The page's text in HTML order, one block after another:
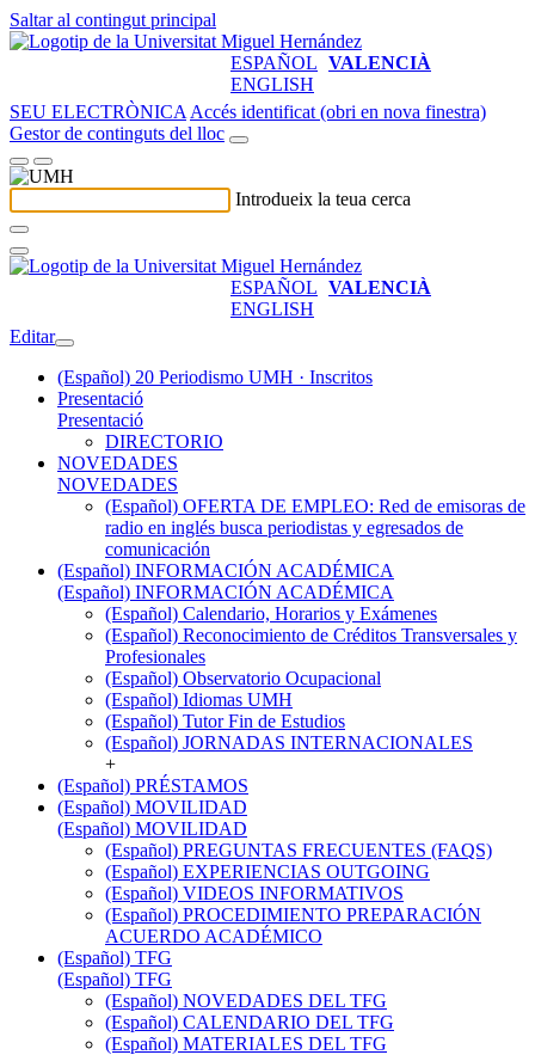
Saltar al contingut principal
ESPAÑOL VALENCIÀ
ENGLISH
SEU ELECTRÒNICA Accés identificat (obri en nova finestra)
Gestor de continguts del lloc
Introdueix la teua cerca
ESPAÑOL VALENCIÀ
ENGLISH
Editar
(Español) 20 Periodismo UMH · Inscritos
Presentació
Presentació
DIRECTORIO
NOVEDADES
NOVEDADES
(Español) OFERTA DE EMPLEO: Red de emisoras de
radio en inglés busca periodistas y egresados de
comunicación
(Español) INFORMACIÓN ACADÉMICA
(Español) INFORMACIÓN ACADÉMICA
(Español) Calendario, Horarios y Exámenes
(Español) Reconocimiento de Créditos Transversales y
Profesionales
(Español) Observatorio Ocupacional
(Español) Idiomas UMH
(Español) Tutor Fin de Estudios
(Español) JORNADAS INTERNACIONALES
+
(Español) PRÉSTAMOS
(Español) MOVILIDAD
(Español) MOVILIDAD
(Español) PREGUNTAS FRECUENTES (FAQS)
(Español) EXPERIENCIAS OUTGOING
(Español) VIDEOS INFORMATIVOS
(Español) PROCEDIMIENTO PREPARACIÓN
ACUERDO ACADÉMICO
(Español) TFG
(Español) TFG
(Español) NOVEDADES DEL TFG
(Español) CALENDARIO DEL TFG
(Español) MATERIALES DEL TFG